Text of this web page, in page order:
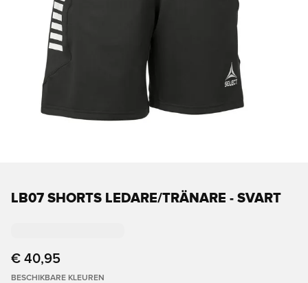
LB07 SHORTS LEDARE/TRÄNARE - SVART
€ 40,95
BESCHIKBARE KLEUREN